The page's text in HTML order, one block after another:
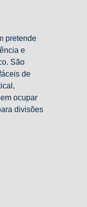
pretende
e
São
de
ocupar
divisões